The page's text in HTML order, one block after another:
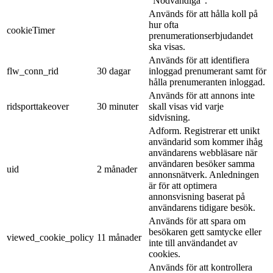
cookieTimer
Används för att hålla koll på
hur ofta
prenumerationserbjudandet
ska visas.
flw_conn_rid 30 dagar
Används för att identifiera
inloggad prenumerant samt för
hålla prenumeranten inloggad.
ridsporttakeover 30 minuter
Används för att annons inte
skall visas vid varje
sidvisning.
uid 2 månader
Adform. Registrerar ett unikt
användarid som kommer ihåg
användarens webbläsare när
användaren besöker samma
annonsnätverk. Anledningen
är för att optimera
annonsvisning baserat på
användarens tidigare besök.
viewed_cookie_policy 11 månader
Används för att spara om
besökaren gett samtycke eller
inte till användandet av
cookies.
Används för att kontrollera